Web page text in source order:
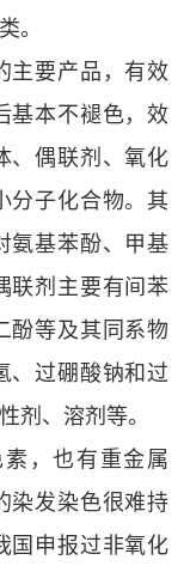
。
要产品，有效
基本不褪色，效
、偶联剂、氧化
分子化合物。其
氨基苯酚、甲基
联剂主要有间苯
酚等及其同系物
、过硼酸钠和过
剂、溶剂等。
，也有重金属
染发染色很难持
国申报过非氧化